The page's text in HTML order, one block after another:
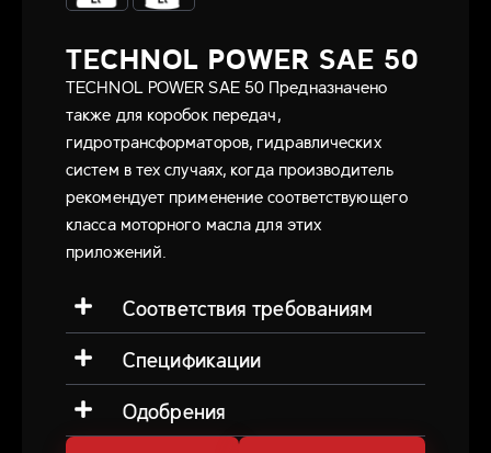
TECHNOL POWER SAE 50
TECHNOL POWER SAE 50 Предназначено
также для коробок передач,
гидротрансформаторов, гидравлических
систем в тех случаях, когда производитель
рекомендует применение соответствующего
класса моторного масла для этих
приложений.
Соответствия требованиям
Спецификации
Одобрения